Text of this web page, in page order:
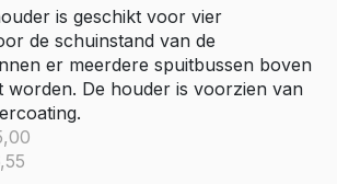
is geschikt voor vier
de schuinstand van de
er meerdere spuitbussen boven
worden. De houder is voorzien van